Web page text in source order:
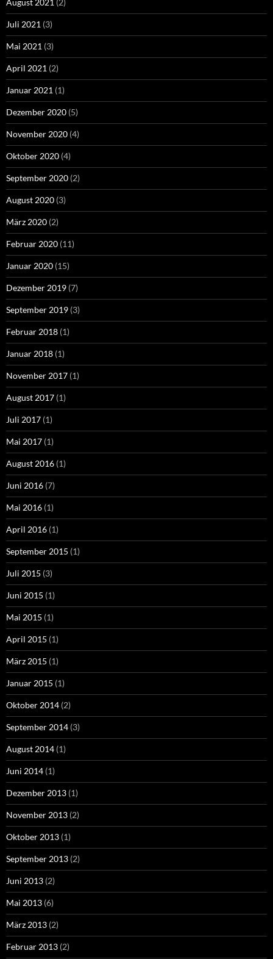
August 2021 (2)
Juli 2021 (3)
Mai 2021 (3)
April 2021 (2)
Januar 2021 (1)
Dezember 2020 (5)
November 2020 (4)
Oktober 2020 (4)
September 2020 (2)
August 2020 (3)
März 2020 (2)
Februar 2020 (11)
Januar 2020 (15)
Dezember 2019 (7)
September 2019 (3)
Februar 2018 (1)
Januar 2018 (1)
November 2017 (1)
August 2017 (1)
Juli 2017 (1)
Mai 2017 (1)
August 2016 (1)
Juni 2016 (7)
Mai 2016 (1)
April 2016 (1)
September 2015 (1)
Juli 2015 (3)
Juni 2015 (1)
Mai 2015 (1)
April 2015 (1)
März 2015 (1)
Januar 2015 (1)
Oktober 2014 (2)
September 2014 (3)
August 2014 (1)
Juni 2014 (1)
Dezember 2013 (1)
November 2013 (2)
Oktober 2013 (1)
September 2013 (2)
Juni 2013 (2)
Mai 2013 (6)
März 2013 (2)
Februar 2013 (2)